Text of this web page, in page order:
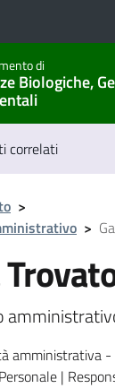
di
Biologiche,
correlati
>
>
amministrativa -
|